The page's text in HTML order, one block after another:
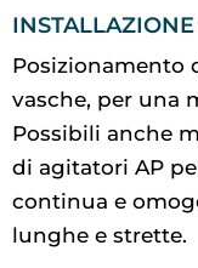
Posizionamento
vasche, per una
Possibili anche
di agitatori AP
continua e
lunghe e strette.